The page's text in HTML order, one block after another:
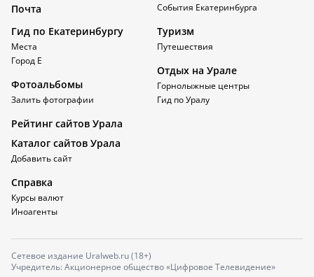
Почта
События Екатеринбурга
Гид по Екатеринбургу
Места
Город Е
Фотоальбомы
Залить фотографии
Туризм
Путешествия
Отдых на Урале
Горнолыжные центры
Гид по Уралу
Рейтинг сайтов Урала
Каталог сайтов Урала
Добавить сайт
Справка
Курсы валют
Иноагенты
Сетевое издание Uralweb.ru (18+)
Учредитель: Акционерное общество «Цифровое Телевидение»